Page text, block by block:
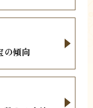
の傾向